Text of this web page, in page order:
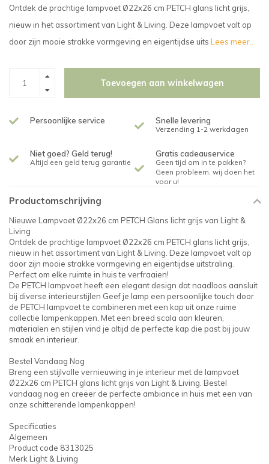
Ontdek de prachtige lampvoet Ø22x26 cm PETCH glans licht grijs,
nieuw in het assortiment van Light & Living. Deze lampvoet valt op
door zijn mooie strakke vormgeving en eigentijdse uits Lees meer..
Toevoegen aan winkelwagen
Persoonlijke service Snelle levering
Verzending 1-2 werkdagen
Niet goed? Geld terug!
Altijd een geld terug garantie
Gratis cadeauservice
Geen tijd om in te pakken?
Geen probleem, wij doen het
voor u!
Productomschrijving
Nieuwe Lampvoet Ø22x26 cm PETCH Glans licht grijs van Light &
Living
Ontdek de prachtige lampvoet Ø22x26 cm PETCH glans licht grijs,
nieuw in het assortiment van Light & Living. Deze lampvoet valt op
door zijn mooie strakke vormgeving en eigentijdse uitstraling.
Perfect om elke ruimte in huis te verfraaien!
De PETCH lampvoet heeft een elegant design dat naadloos aansluit
bij diverse interieurstijlen Geef je lamp een persoonlijke touch door
de PETCH lampvoet te combineren met een kap uit onze ruime
collectie lampenkappen. Met een breed scala aan kleuren,
materialen en stijlen vind je altijd de perfecte kap die past bij jouw
smaak en interieur.
Bestel Vandaag Nog
Breng een stijlvolle vernieuwing in je interieur met de lampvoet
Ø22x26 cm PETCH glans licht grijs van Light & Living. Bestel
vandaag nog en creëer de perfecte ambiance in huis met een van
onze schitterende lampenkappen!
Specificaties
Algemeen
Product code 8313025
Merk Light & Living